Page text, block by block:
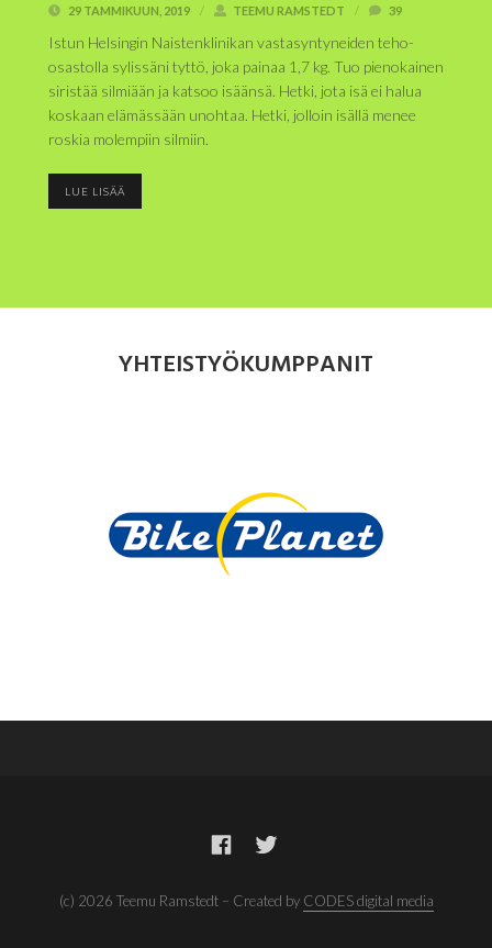
29 TAMMIKUUN, 2019 / TEEMU RAMSTEDT / 39
Istun Helsingin Naistenklinikan vastasyntyneiden teho-
osastolla sylissäni tyttö, joka painaa 1,7 kg. Tuo pienokainen
siristää silmiään ja katsoo isäänsä. Hetki, jota isä ei halua
koskaan elämässään unohtaa. Hetki, jolloin isällä menee
roskia molempiin silmiin.
LUE LISÄÄ
YHTEISTYÖKUMPPANIT
(c) 2026 Teemu Ramstedt – Created by CODES digital media